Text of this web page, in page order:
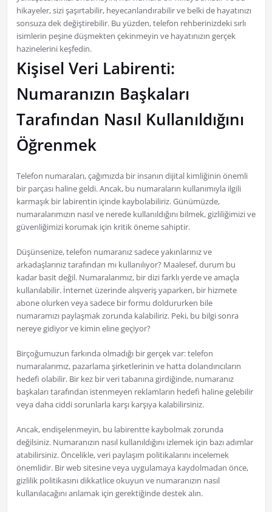
hikayeler, sizi şaşırtabilir, heyecanlandırabilir ve belki de hayatınızı
sonsuza dek değiştirebilir. Bu yüzden, telefon rehberinizdeki sırlı
isimlerin peşine düşmekten çekinmeyin ve hayatınızın gerçek
hazinelerini keşfedin.
Kişisel Veri Labirenti:
Numaranızın Başkaları
Tarafından Nasıl Kullanıldığını
Öğrenmek
Telefon numaraları, çağımızda bir insanın dijital kimliğinin önemli
bir parçası haline geldi. Ancak, bu numaraların kullanımıyla ilgili
karmaşık bir labirentin içinde kaybolabiliriz. Günümüzde,
numaralarımızın nasıl ve nerede kullanıldığını bilmek, gizliliğimizi ve
güvenliğimizi korumak için kritik öneme sahiptir.
Düşünsenize, telefon numaranız sadece yakınlarınız ve
arkadaşlarınız tarafından mı kullanılıyor? Maalesef, durum bu
kadar basit değil. Numaralarımız, bir dizi farklı yerde ve amaçla
kullanılabilir. İnternet üzerinde alışveriş yaparken, bir hizmete
abone olurken veya sadece bir formu doldururken bile
numaramızı paylaşmak zorunda kalabiliriz. Peki, bu bilgi sonra
nereye gidiyor ve kimin eline geçiyor?
Birçoğumuzun farkında olmadığı bir gerçek var: telefon
numaralarımız, pazarlama şirketlerinin ve hatta dolandırıcıların
hedefi olabilir. Bir kez bir veri tabanına girdiğinde, numaranız
başkaları tarafından istenmeyen reklamların hedefi haline gelebilir
veya daha ciddi sorunlarla karşı karşıya kalabilirsiniz.
Ancak, endişelenmeyin, bu labirentte kaybolmak zorunda
değilsiniz. Numaranızın nasıl kullanıldığını izlemek için bazı adımlar
atabilirsiniz. Öncelikle, veri paylaşım politikalarını incelemek
önemlidir. Bir web sitesine veya uygulamaya kaydolmadan önce,
gizlilik politikasını dikkatlice okuyun ve numaranızın nasıl
kullanılacağını anlamak için gerektiğinde destek alın.